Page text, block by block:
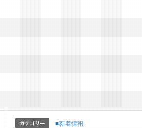
2026 年度「カゴメみらいやさい
2025 年度 (第 3 期) 京都府共同募
年育成等事業助成」
2026 年度 アクト・ビヨンド・ト
導入・発展を応援する“オーガニ
カテゴリー ■新着情報